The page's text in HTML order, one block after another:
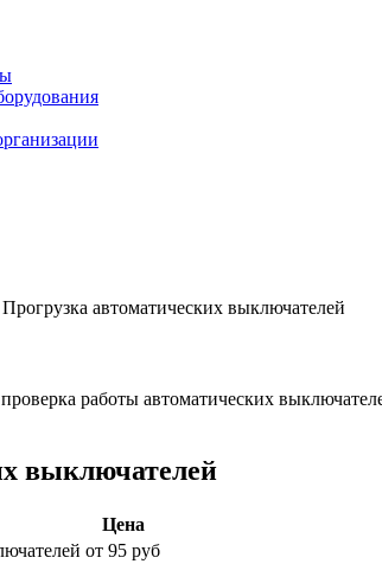
Прогрузка автоматических выключателей
работы автоматических
выключателей
Цена
от 95 руб